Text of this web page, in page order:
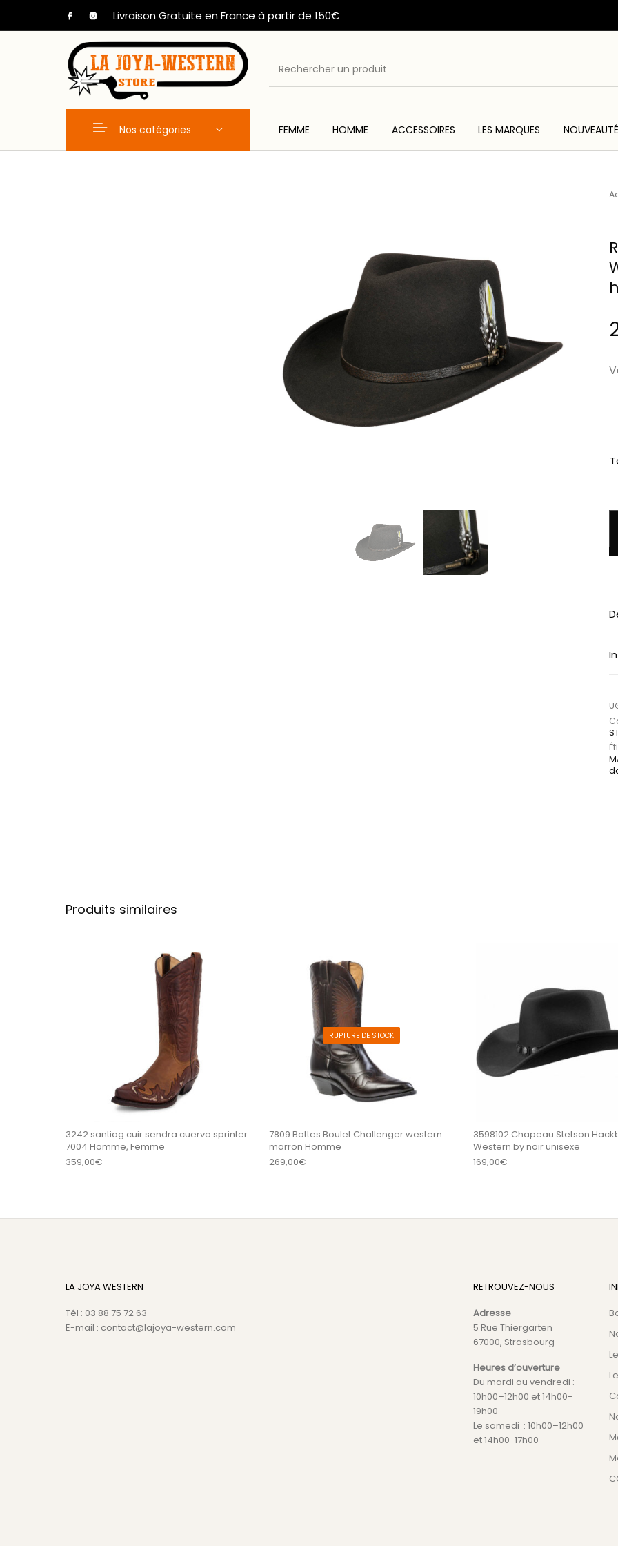
Livraison Gratuite en France à partir de 150€
FEMME HOMME ACCESSOIRES LES MARQUES
Nos catégories
Produits similaires
3242 santiag cuir sendra cuervo sprinter
7004 Homme, Femme
359,00€
Ce produit a plusieurs variations. Les options peuvent être
RUPTURE DE STOCK
7809 Bottes Boulet Challenger western
marron Homme
269,00€
Ce produit a plusieurs
3598102 Chapeau Stetson
Western by noir unisexe
169,00€
LA JOYA WESTERN
Tél : 03 88 75 72 63
E-mail : contact@lajoya-western.com
RETROUVEZ-NOUS
Adresse
5 Rue Thiergarten
67000, Strasbourg
Heures d’ouverture
Du mardi au vendredi :
10h00–12h00 et 14h00-
19h00
Le samedi : 10h00–12h00
et 14h00-17h00